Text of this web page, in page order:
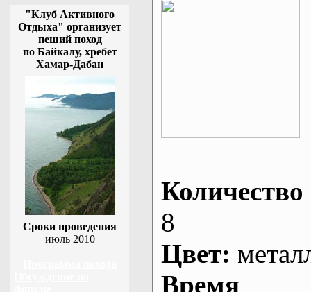
"Клуб Активного
Отдыха" организует
пеший поход
по Байкалу, хребет
Хамар-Дабан
Сроки проведения
июль 2010
Количество
8
Цвет:
Время